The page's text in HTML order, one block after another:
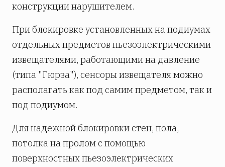
конструкции нарушителем.
При блокировке установленных на подиумах
отдельных предметов пьезоэлектрическими
извещателями, работающими на давление
(типа "Гюрза"), сенсоры извещателя можно
располагать как под самим предметом, так и
под подиумом.
Для надежной блокировки стен, пола,
потолка на пролом с помощью
поверхностных пьезоэлектрических